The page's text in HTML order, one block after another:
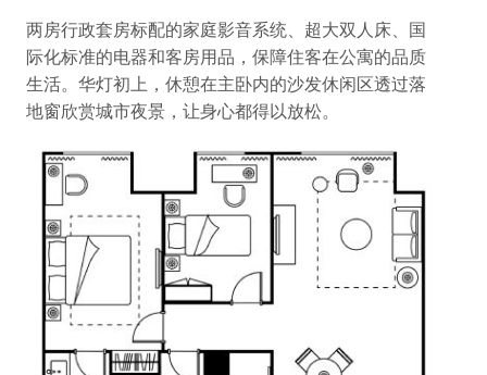
两房行政套房标配的家庭影音系统、超大双人床、国
际化标准的电器和客房用品，保障住客在公寓的品质
生活。华灯初上，休憩在主卧内的沙发休闲区透过落
地窗欣赏城市夜景，让身心都得以放松。